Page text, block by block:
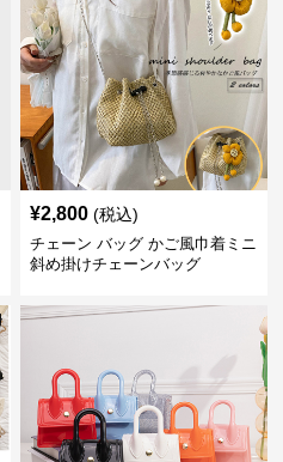
¥2,800 (税込)
チェーン バッグ かご風巾着ミニ
斜め掛けチェーンバッグ